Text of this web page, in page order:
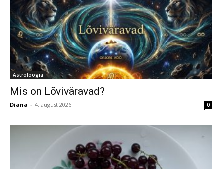
Astroloogia
Mis on Lõviväravad?
Diana - 4. august 2026 0